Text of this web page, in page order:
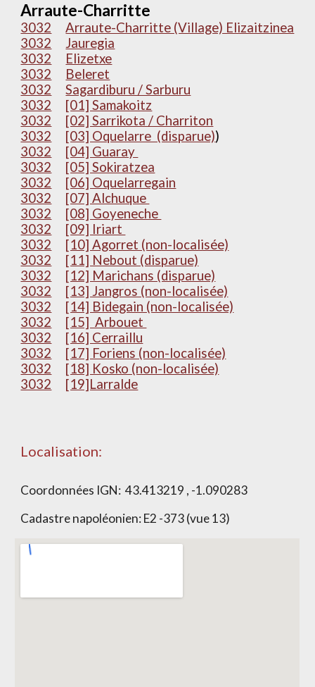
Arraute-Charritte
3032
Arraute-Charritte (Village) Elizaitzinea
3032
Jauregia
3032
Elizetxe
3032
Beleret
3032
Sagardiburu / Sarburu
3032
[01] Samakoitz
3032
[02] Sarrikota / Charriton
3032
[03] Oquelarre (disparue))
3032
[04] Guaray
3032
[05] Sokiratzea
3032
[06] Oquelarregain
3032
[07] Alchuque
3032
[08] Goyeneche
3032
[09] Iriart
3032
[10] Agorret (non-localisée)
3032
[11] Nebout (disparue)
3032
[12] Marichans (disparue)
3032
[13] Jangros (non-localisée)
3032
[14] Bidegain (non-localisée)
3032
[15] Arbouet
3032
[16] Cerraillu
3032
[17] Foriens (non-localisée)
3032
[18] Kosko (non-localisée)
3032
[19]Larralde
Localisation:
Coordonnées IGN:43.413219 , -1.090283
Cadastre napoléonien:E2 -373 (vue 13)